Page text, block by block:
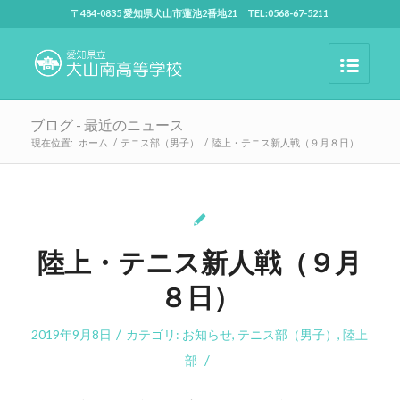
〒484-0835 愛知県犬山市蓮池2番地21 TEL:0568-67-5211
ブログ - 最近のニュース
現在位置: ホーム / テニス部（男子） / 陸上・テニス新人戦（９月８日）
陸上・テニス新人戦（９月
８日）
2019年9月8日 / カテゴリ: お知らせ, テニス部（男子）,陸上
部 /